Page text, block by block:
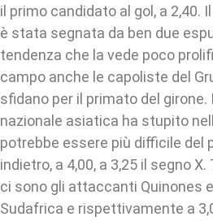
il primo candidato al gol, a 2,40.
è stata segnata da ben due
tendenza che la vede poco
campo anche le capoliste del
sfidano per il primato del girone.
nazionale asiatica ha stupito
potrebbe essere più difficile del
indietro, a 4,00, a 3,25 il segno
ci sono gli attaccanti Quinones
Sudafrica e rispettivamente a